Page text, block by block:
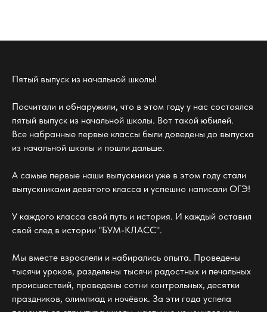
Пятый выпуск из начальной школы!
Посчитали и обнаружили, что в этом году у нас состоялся
пятый выпуск из начальной школы. Вот такой юбилей.
Все набранные первые классы были доведены до выпуска
из начальной школы и пошли дальше.
А самые первые наши выпускники уже в этом году стали
выпускниками девятого класса и успешно написали ОГЭ!
У каждого класса свой путь и история. И каждый оставил
свой след в истории "БУМ-КЛАСС".
Мы вместе взрослели и набирались опыта. Проведены
тысячи уроков, разделены тысячи радостных и печальных
происшествий, проведены сотни контрольных, десятки
праздников, олимпиад и ночёвок. За эти года успела